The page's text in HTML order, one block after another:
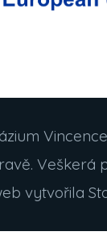
Veškerá
vytvořila